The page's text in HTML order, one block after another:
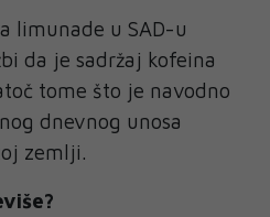
limunade u SAD-u
da je sadržaj kofeina
tome što je navodno
dnevnog unosa
zemlji.